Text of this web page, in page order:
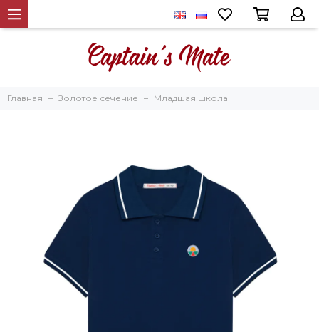
Главная Золотое сечение Младшая школа